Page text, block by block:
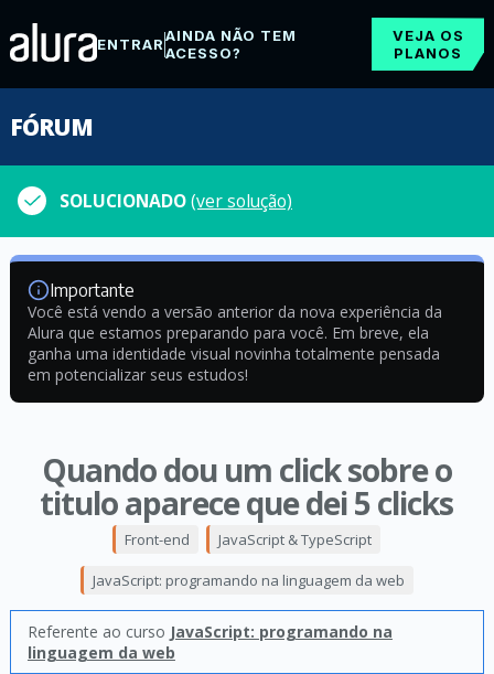
ENTRARAINDA NÃO TEM
ACESSO?
VEJA OS
PLANOS
FÓRUM
SOLUCIONADO(ver solução)
Importante
Você está vendo a versão anterior da nova experiência da
Alura que estamos preparando para você. Em breve, ela
ganha uma identidade visual novinha totalmente pensada
em potencializar seus estudos!
Quando dou um click sobre o
titulo aparece que dei 5 clicks
Front-end JavaScript & TypeScript
JavaScript: programando na linguagem da web
Referente ao curso JavaScript: programando na
linguagem da web